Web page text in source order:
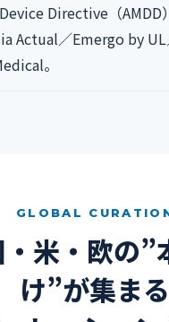
Directive（AMDD
Actual／Emergo by
。
GLOBAL
米・欧の”
け”が集まる